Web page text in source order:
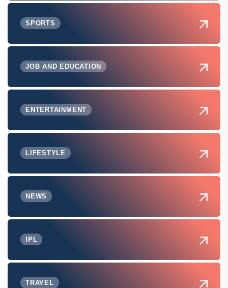
SPORTS
JOB AND EDUCATION
ENTERTAINMENT
LIFESTYLE
NEWS
IPL
TRAVEL